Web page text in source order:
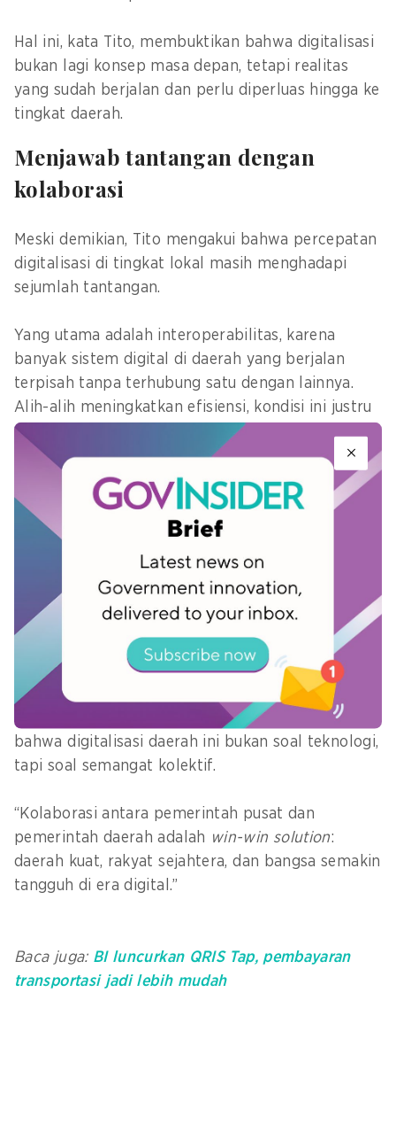
Hal ini, kata Tito, membuktikan bahwa digitalisasi
bukan lagi konsep masa depan, tetapi realitas
yang sudah berjalan dan perlu diperluas hingga ke
tingkat daerah.
Menjawab tantangan dengan
kolaborasi
Meski demikian, Tito mengakui bahwa percepatan
digitalisasi di tingkat lokal masih menghadapi
sejumlah tantangan.
Yang utama adalah interoperabilitas, karena
banyak sistem digital di daerah yang berjalan
terpisah tanpa terhubung satu dengan lainnya.
Alih-alih meningkatkan efisiensi, kondisi ini justru
memicu pemborosan.
Tantangan lain adalah literasi digital aparat
daerah, mulai dari tata kelola aplikasi,
kemampuan teknis, hingga keamanan data.
apabila pemerintah pusat memberikan dukungan
berkelanjutan ke daerah dalam
mengimplementasikan sistem pemerintahan
digital yang sesuai dengan karakteristik lokal.
Ia menutup pidatonya dengan nada optimistis,
bahwa digitalisasi daerah ini bukan soal teknologi,
tapi soal semangat kolektif.
“Kolaborasi antara pemerintah pusat dan
pemerintah daerah adalah win-win solution:
daerah kuat, rakyat sejahtera, dan bangsa semakin
tangguh di era digital.”
Baca juga: BI luncurkan QRIS Tap, pembayaran
transportasi jadi lebih mudah